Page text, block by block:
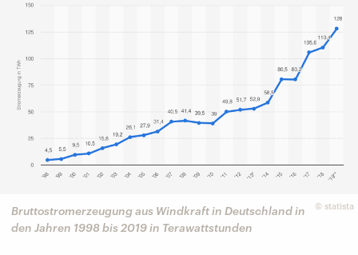
© statista
Bruttostromerzeugung aus Windkraft in Deutschland in
den Jahren 1998 bis 2019 in Terawattstunden